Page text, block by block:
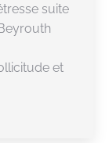
suite
et